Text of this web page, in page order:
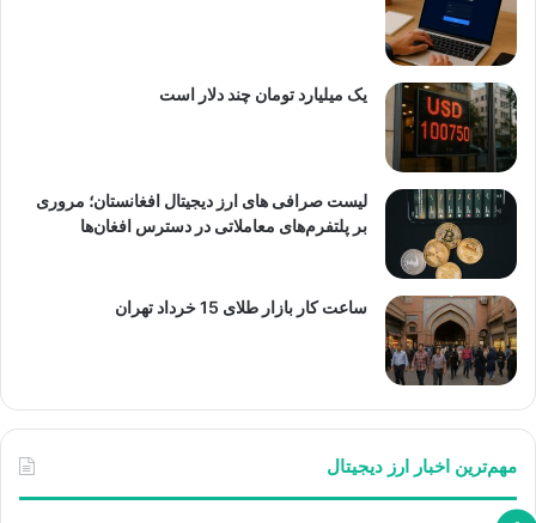
یک میلیارد تومان چند دلار است
لیست صرافی های ارز دیجیتال افغانستان؛ مروری
بر پلتفرم‌های معاملاتی در دسترس افغان‌ها
ساعت کار بازار طلای 15 خرداد تهران
مهم‌ترین اخبار ارز دیجیتال